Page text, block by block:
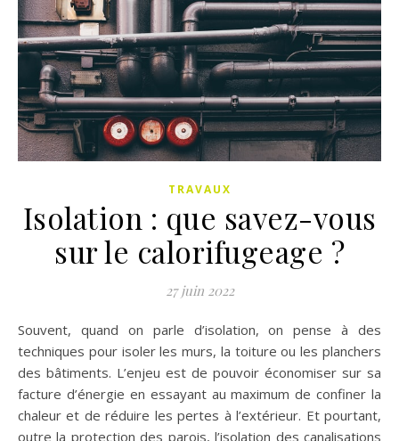
TRAVAUX
Isolation : que savez-vous
sur le calorifugeage ?
27 juin 2022
Souvent, quand on parle d’isolation, on pense à des
techniques pour isoler les murs, la toiture ou les planchers
des bâtiments. L’enjeu est de pouvoir économiser sur sa
facture d’énergie en essayant au maximum de confiner la
chaleur et de réduire les pertes à l’extérieur. Et pourtant,
outre la protection des parois, l’isolation des canalisations